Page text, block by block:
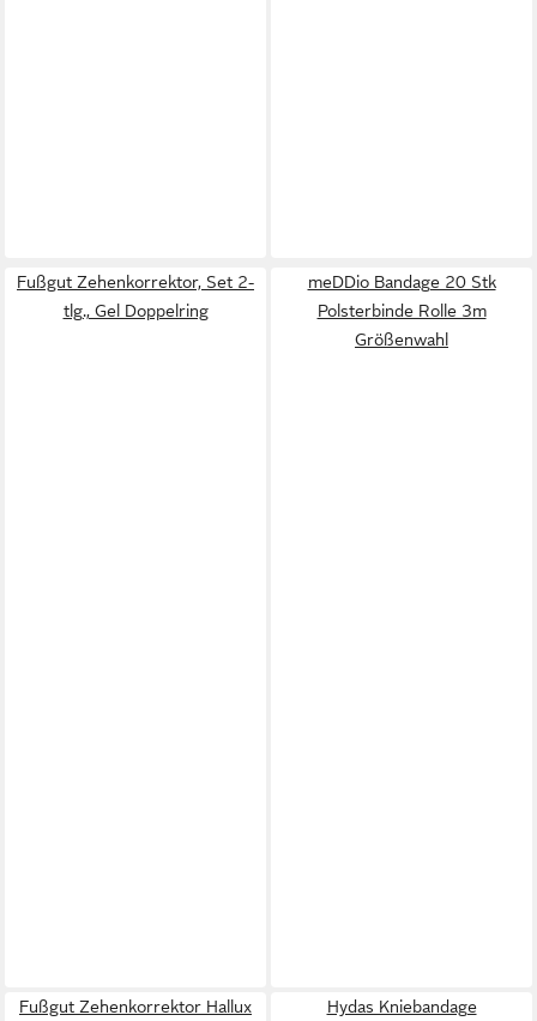
Fußgut Zehenkorrektor, Set 2-
tlg., Gel Doppelring
meDDio Bandage 20 Stk
Polsterbinde Rolle 3m
Größenwahl
Fußgut Zehenkorrektor Hallux
Hydas Kniebandage